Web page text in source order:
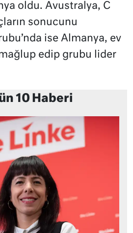
oldu. Avustralya, C
sonucunu
ise Almanya, ev
mağlup edip grubu lider
10 Haberi